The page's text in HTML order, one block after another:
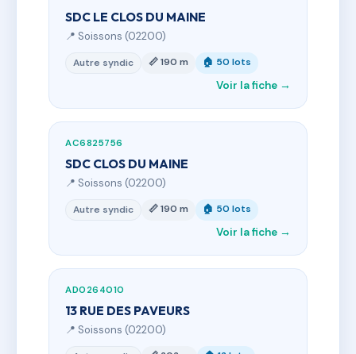
SDC LE CLOS DU MAINE
📍 Soissons (02200)
Autre syndic 📏 190 m 🏠 50 lots
Voir la fiche →
AC6825756
SDC CLOS DU MAINE
📍 Soissons (02200)
Autre syndic 📏 190 m 🏠 50 lots
Voir la fiche →
AD0264010
13 RUE DES PAVEURS
📍 Soissons (02200)